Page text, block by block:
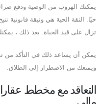
يمكنك الهروب من الوصية ودفع
حيًا. الثقة الحية هي وثيقة قانونية
تزال على قيد الحياة. بعد ذلك ،
يمكن أن يساعد ذلك في التأكد من
ويمنعك من الاضطرار إلى الطلاق.
التعاقد مع مخطط